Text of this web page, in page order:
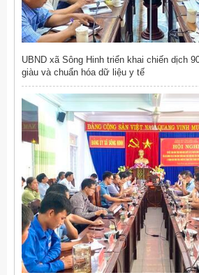
UBND xã Sông Hinh triển khai chiến dịch
giàu và chuẩn hóa dữ liệu y tế